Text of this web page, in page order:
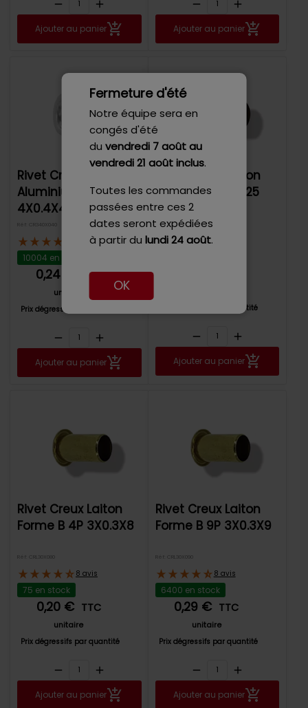
Fermeture d'été
Notre équipe sera en
congés d'été
du vendredi 7 aoûtau
vendredi 21 août inclus.
Toutes les commandes
passées entre ces 2
dates seront expédiées
à partir du lundi 24 août.
OK
remove add
Ajouter au panier
remove add
Ajouter au panier
Rivet Creux
Aluminium Forme B
4X0.4X4
Réf: CR340X040
8 avis
10004 en stock
0,24 € TTC
unitaire
Prix dégressifs par quantité
remove add
Ajouter au panier
Rivet Creux Laiton
Forme B 8X0.5X25
Réf: CRL80X250
Prix dégressifs par quantité
remove add
Ajouter au panier
Rivet Creux Laiton
Forme B 4P 3X0.3X8
Réf: CRL30X080
8 avis
75 en stock
0,20 € TTC
unitaire
Prix dégressifs par quantité
remove add
Ajouter au panier
Rivet Creux Laiton
Forme B 9P 3X0.3X9
Réf: CRL30X090
8 avis
6400 en stock
0,29 € TTC
unitaire
Prix dégressifs par quantité
remove add
Ajouter au panier